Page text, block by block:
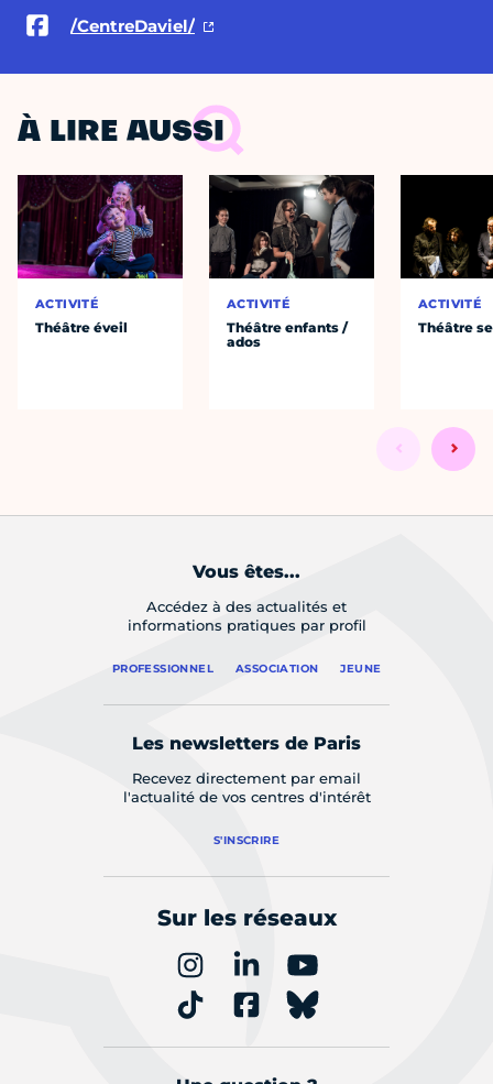
/CentreDaviel/
À LIRE AUSSI
ACTIVITÉ
Théâtre éveil
ACTIVITÉ
Théâtre enfants /
ados
ACTIVITÉ
Théâtre
Vous êtes...
Accédez à des actualités et
informations pratiques par profil
PROFESSIONNEL ASSOCIATION JEUNE
Les newsletters de Paris
Recevez directement par email
l'actualité de vos centres d'intérêt
S'INSCRIRE
Sur les réseaux